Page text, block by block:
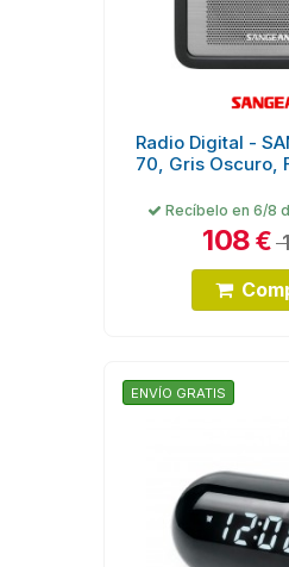
Radio Digital -
70, Gris Oscuro,
Recíbelo en 6/8
108€
ENVÍO GRATIS